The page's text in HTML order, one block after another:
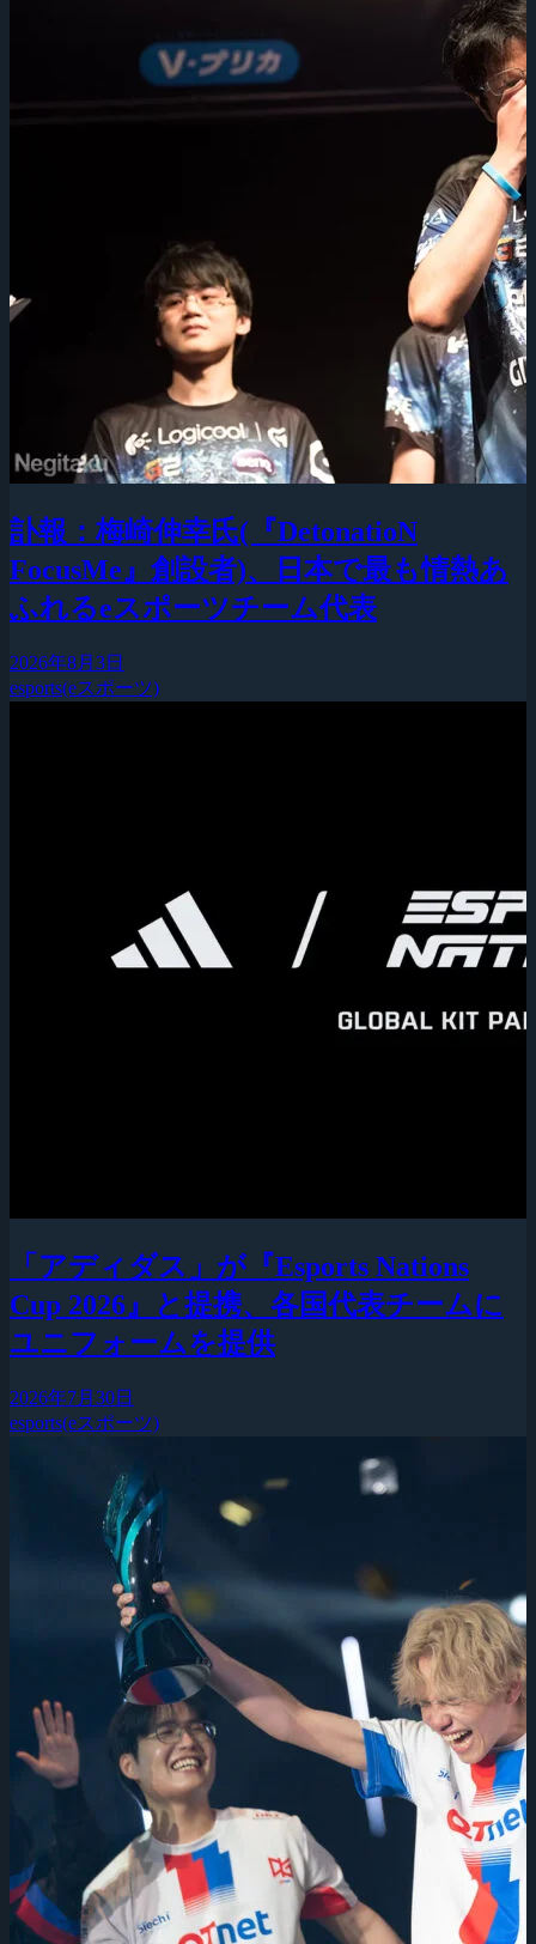
訃報：梅崎伸幸氏(『DetonatioN
FocusMe』創設者)、日本で最も情熱あ
ふれるeスポーツチーム代表
2026年8月3日
esports(eスポーツ)
「アディダス」が『Esports Nations
Cup 2026』と提携、各国代表チームに
ユニフォームを提供
2026年7月30日
esports(eスポーツ)